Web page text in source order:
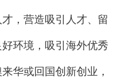
，营造吸引人才、留
环境，吸引海外优秀
华或回国创新创业，